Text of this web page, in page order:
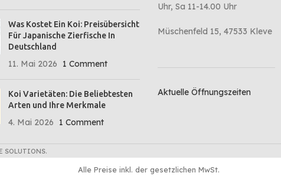
Was Kostet Ein Koi: Preisübersicht
Für Japanische Zierfische In
Deutschland
11. Mai 2026 1 Comment
Koi Varietäten: Die Beliebtesten
Arten und Ihre Merkmale
4. Mai 2026 1 Comment
Uhr, Sa 11-14.00 Uhr
Müschenfeld 15, 47533 Kleve
Aktuelle Öffnungszeiten
SOLUTIONS.
Alle Preise inkl. der gesetzlichen MwSt.